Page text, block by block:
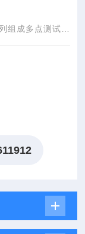
组成多点测试功
测物(DUT)数量，